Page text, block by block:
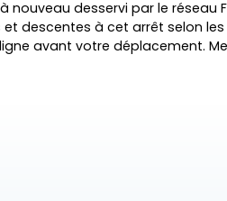
nouveau desservi par le réseau
descentes à cet arrêt selon les
avant votre déplacement.